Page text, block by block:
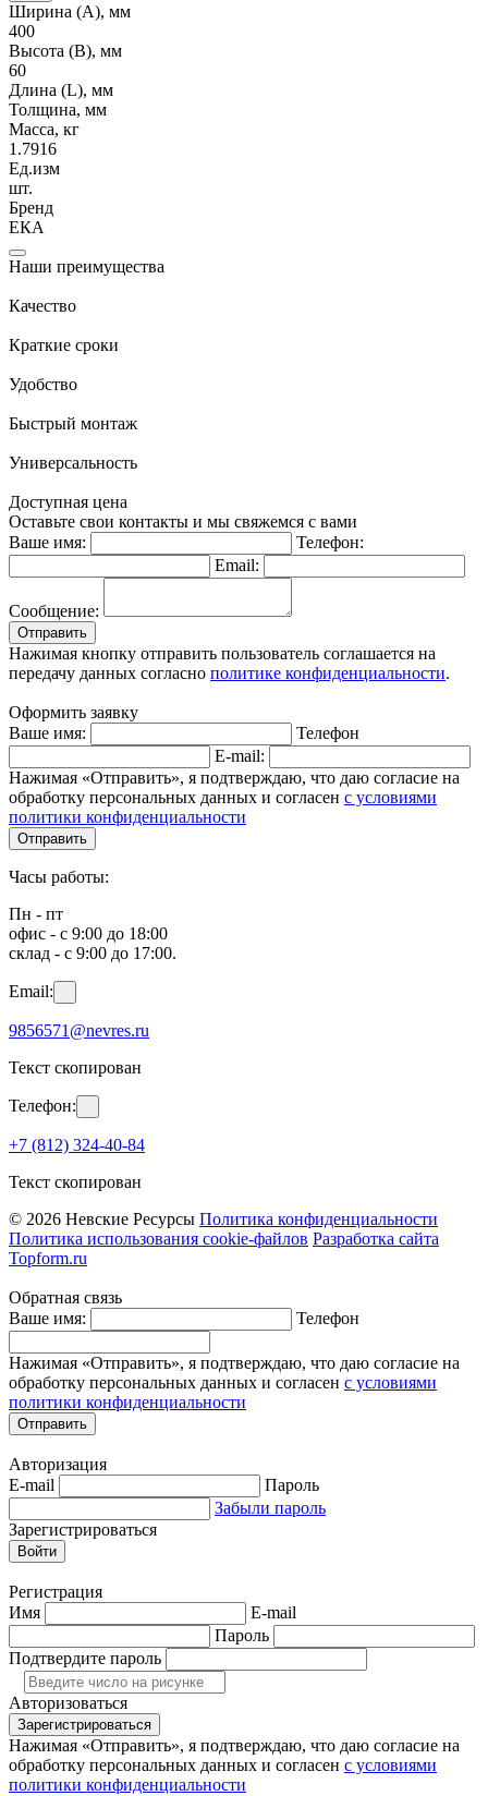
Ширина (А), мм
400
Высота (В), мм
60
Длина (L), мм
Толщина, мм
Масса, кг
1.7916
Ед.изм
шт.
Бренд
ЕКА
Наши преимущества
Качество
Краткие сроки
Удобство
Быстрый монтаж
Универсальность
Доступная цена
Оставьте свои контакты и мы свяжемся с вами
Ваше имя:
Телефон:
Email:
Сообщение:
Отправить
Нажимая кнопку отправить пользователь соглашается на
передачу данных согласно политике конфиденциальности.
Оформить заявку
Ваше имя:
Телефон
E-mail:
Нажимая «Отправить», я подтверждаю, что даю согласие на
обработку персональных данных и согласен с условиями
политики конфиденциальности
Отправить
Часы работы:
Пн - пт
офис - с 9:00 до 18:00
склад - с 9:00 до 17:00.
Email:
9856571@nevres.ru
Текст скопирован
Телефон:
+7 (812) 324-40-84
Текст скопирован
© 2026 Невские Ресурсы Политика конфиденциальности
Политика использования cookie-файлов Разработка сайта
Topform.ru
Обратная связь
Ваше имя:
Телефон
Нажимая «Отправить», я подтверждаю, что даю согласие на
обработку персональных данных и согласен с условиями
политики конфиденциальности
Отправить
Авторизация
E-mail
Пароль
Забыли пароль
Зарегистрироваться
Войти
Регистрация
Имя
E-mail
Пароль
Подтвердите пароль
Авторизоваться
Зарегистрироваться
Нажимая «Отправить», я подтверждаю, что даю согласие на
обработку персональных данных и согласен с условиями
политики конфиденциальности